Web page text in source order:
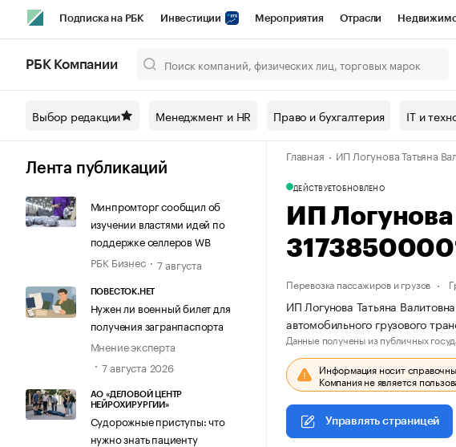
Подписка на РБК Инвестиции Мероприятия Отрасли
Спецпроекты СПб Конференции СПб Спецпроекты Проверка
Технологии и медиа Рынок наличной валюты
РБК Компании
Выбор редакции Менеджмент и HR Право и бухгалтерия IT и
Лента публикаций
Минпромторг сообщил об
изучении властями идей по
поддержке селлеров WB
РБК Бизнес
7 августа
ПОВЕСТОК.НЕТ
Нужен ли военный билет для
получения загранпаспорта
Мнение эксперта
7 августа 2026
АО «ДЕЛОВОЙ ЦЕНТР
НЕЙРОХИРУРГИИ»
Судорожные приступы: что
нужно знать пациенту
Главная ИП Логунова Татьяна
ДЕЙСТВУЕТОБНОВЛЕНО
ИП
Перевозка пассажиров и грузов
ИП Логунова Татьяна
автомобильного грузового
Данные получены из публичных
Информация носит
Компания не является
Управлять страницей